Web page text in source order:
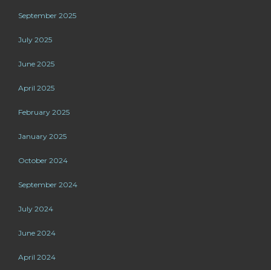
September 2025
July 2025
June 2025
April 2025
February 2025
January 2025
October 2024
September 2024
July 2024
June 2024
April 2024